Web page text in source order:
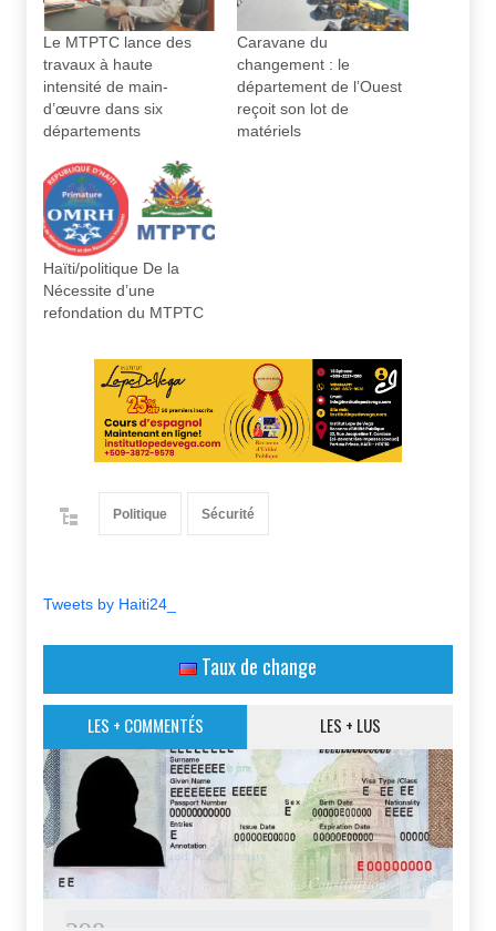
Le MTPTC lance des
travaux à haute
intensité de main-
d’œuvre dans six
départements
Caravane du
changement : le
département de l’Ouest
reçoit son lot de
matériels
Haïti/politique De la
Nécessite d’une
refondation du MTPTC
Politique Sécurité
Tweets by Haiti24_
Taux de change
LES + COMMENTÉS LES + LUS